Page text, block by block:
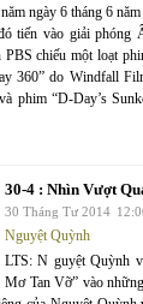
ngày 6 tháng 6
tiến vào giải
PBS chiếu một loạt
360” do Windfall
phim “D-Day’s
30-4 : Nhìn Vượt
30 Tháng Tư 2014
Nguyệt Quỳnh
LTS: N guyệt Quỳnh
Mơ Tan Vỡ” vào